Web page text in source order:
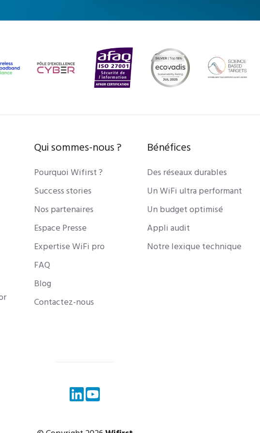
Qui sommes-nous ?
Pourquoi Wifirst ?
Success stories
Nos partenaires
Espace Presse
Expertise WiFi pro
FAQ
Blog
Contactez-nous
Bénéfices
Des réseaux durables
Un WiFi ultra performant
Un budget optimisé
Appli audit
Notre lexique technique